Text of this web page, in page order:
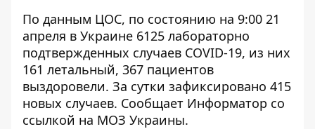
По данным ЦОС, по состоянию на 9:00 21
апреля в Украине 6125 лабораторно
подтвержденных случаев COVID-19, из них
161 летальный, 367 пациентов
выздоровели. За сутки зафиксировано 415
новых случаев. Сообщает Информатор со
ссылкой на МОЗ Украины.